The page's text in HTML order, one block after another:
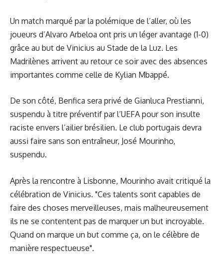
Un match marqué par la polémique de l’aller, où les
joueurs d’Alvaro Arbeloa ont pris un léger avantage (1-0)
grâce au but de Vinicius au Stade de la Luz. Les
Madrilènes arrivent au retour ce soir avec des absences
importantes comme celle de Kylian Mbappé.
De son côté, Benfica sera privé de Gianluca Prestianni,
suspendu à titre préventif par l’UEFA pour son insulte
raciste envers l’ailier brésilien. Le club portugais devra
aussi faire sans son entraîneur, José Mourinho,
suspendu.
Après la rencontre à Lisbonne, Mourinho avait critiqué la
célébration de Vinicius. "Ces talents sont capables de
faire des choses merveilleuses, mais malheureusement
ils ne se contentent pas de marquer un but incroyable.
Quand on marque un but comme ça, on le célèbre de
manière respectueuse".